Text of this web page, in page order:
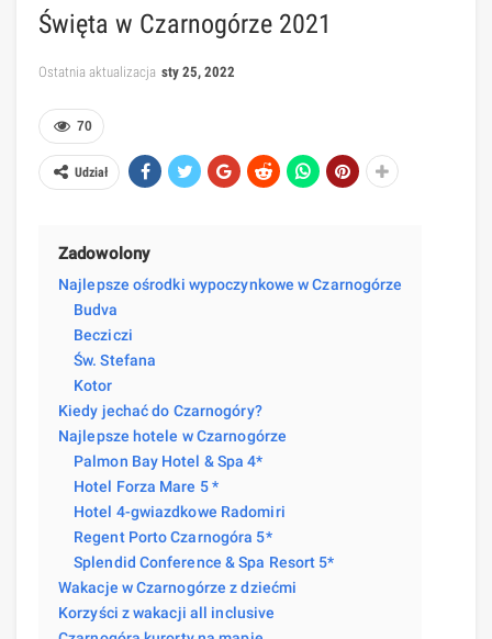
Święta w Czarnogórze 2021
Ostatnia aktualizacja sty 25, 2022
70
Udział
Zadowolony
Najlepsze ośrodki wypoczynkowe w Czarnogórze
Budva
Becziczi
Św. Stefana
Kotor
Kiedy jechać do Czarnogóry?
Najlepsze hotele w Czarnogórze
Palmon Bay Hotel & Spa 4*
Hotel Forza Mare 5 *
Hotel 4-gwiazdkowe Radomiri
Regent Porto Czarnogóra 5*
Splendid Conference & Spa Resort 5*
Wakacje w Czarnogórze z dziećmi
Korzyści z wakacji all inclusive